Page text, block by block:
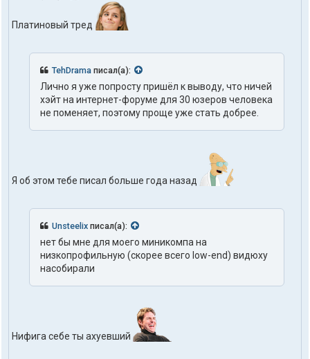
Платиновый тред
TehDrama писал(а):
Лично я уже попросту пришёл к выводу, что ничей
хэйт на интернет-форуме для 30 юзеров человека
не поменяет, поэтому проще уже стать добрее.
Я об этом тебе писал больше года назад
Unsteelix писал(а):
нет бы мне для моего миникомпа на
низкопрофильную (скорее всего low-end) видюху
насобирали
Нифига себе ты ахуевший